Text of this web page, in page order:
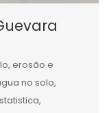
erosão e
no solo,